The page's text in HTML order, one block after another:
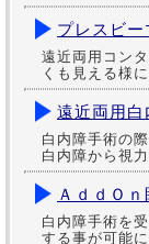
プレスビー
遠近両用コン
くも見える様
遠近両用白
白内障手術の
白内障から視
ＡｄｄＯ
白内障手術を
する事が可能に